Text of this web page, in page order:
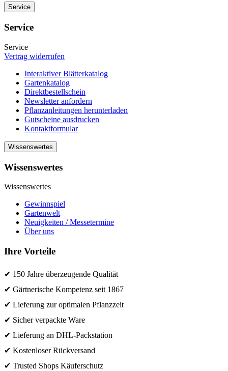
Service
Service
Service
Vertrag widerrufen
Interaktiver Blätterkatalog
Gartenkatalog
Direktbestellschein
Newsletter anfordern
Pflanzanleitungen herunterladen
Gutscheine ausdrucken
Kontaktformular
Wissenswertes
Wissenswertes
Wissenswertes
Gewinnspiel
Gartenwelt
Neuigkeiten / Messetermine
Über uns
Ihre Vorteile
✔ 150 Jahre überzeugende Qualität
✔ Gärtnerische Kompetenz seit 1867
✔ Lieferung zur optimalen Pflanzzeit
✔ Sicher verpackte Ware
✔ Lieferung an DHL-Packstation
✔ Kostenloser Rückversand
✔ Trusted Shops Käuferschutz